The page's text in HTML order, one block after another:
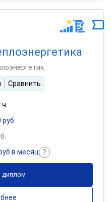
Сравнить
в месяц
диплом